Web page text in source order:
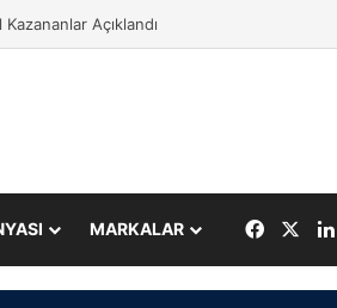
Açıklandı
MARKALAR